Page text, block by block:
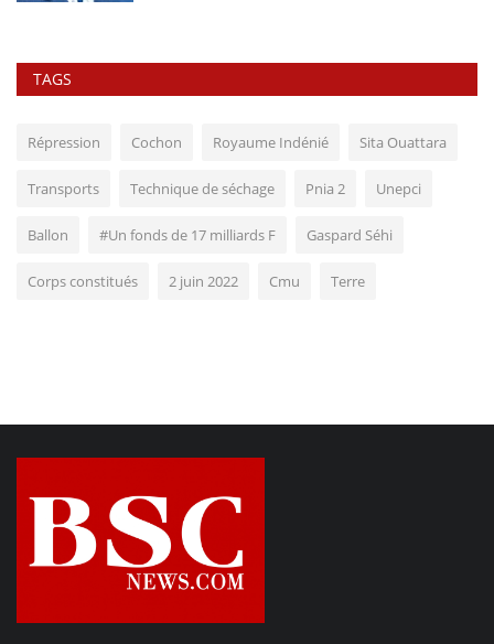
TAGS
Répression Cochon Royaume Indénié Sita Ouattara
Transports Technique de séchage Pnia 2 Unepci
Ballon #Un fonds de 17 milliards F Gaspard Séhi
Corps constitués 2 juin 2022 Cmu Terre